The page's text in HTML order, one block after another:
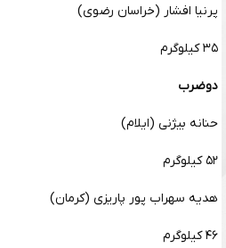
پرنیا افشار (خراسان رضوی)
۳۵ کیلوگرم
دوضرب
حنانه بیژنی (ایلام)
۵۲ کیلوگرم
هدیه سهراب پور پاریزی (کرمان)
۴۶ کیلوگرم